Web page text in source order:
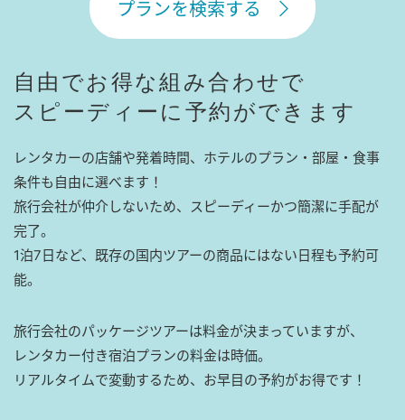
プランを検索する
自由でお得な組み合わせで
スピーディーに予約ができます
レンタカーの店舗や発着時間、ホテルのプラン・部屋・食事
条件も自由に選べます！
旅行会社が仲介しないため、スピーディーかつ簡潔に手配が
完了。
1泊7日など、既存の国内ツアーの商品にはない日程も予約可
能。
旅行会社のパッケージツアーは料金が決まっていますが、
レンタカー付き宿泊プランの料金は時価。
リアルタイムで変動するため、お早目の予約がお得です！